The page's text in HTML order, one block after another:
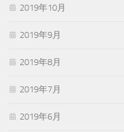
2019年10月
2019年9月
2019年8月
2019年7月
2019年6月